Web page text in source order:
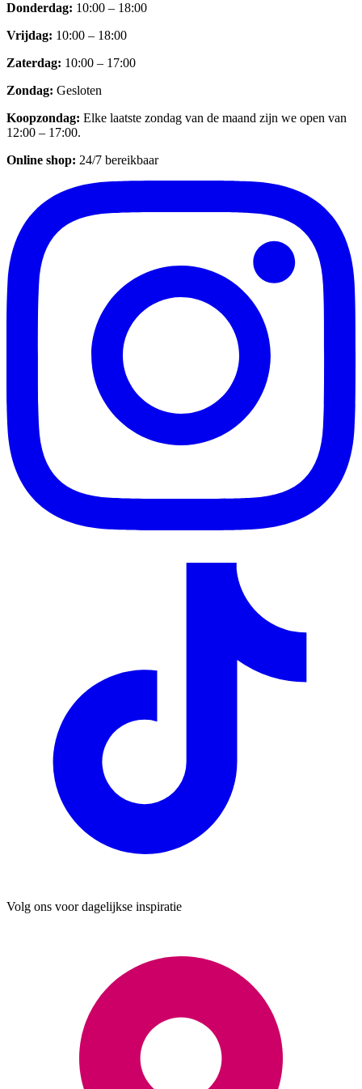
Donderdag: 10:00 – 18:00
Vrijdag: 10:00 – 18:00
Zaterdag: 10:00 – 17:00
Zondag: Gesloten
Koopzondag: Elke laatste zondag van de maand zijn we open van
12:00 – 17:00.
Online shop: 24/7 bereikbaar
Volg ons voor dagelijkse inspiratie